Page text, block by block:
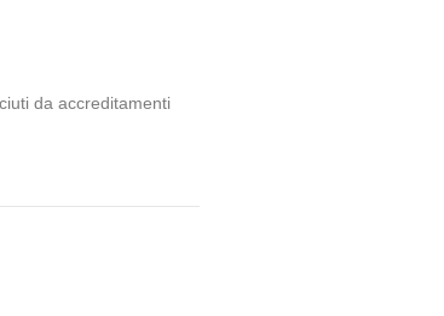
da accreditamenti